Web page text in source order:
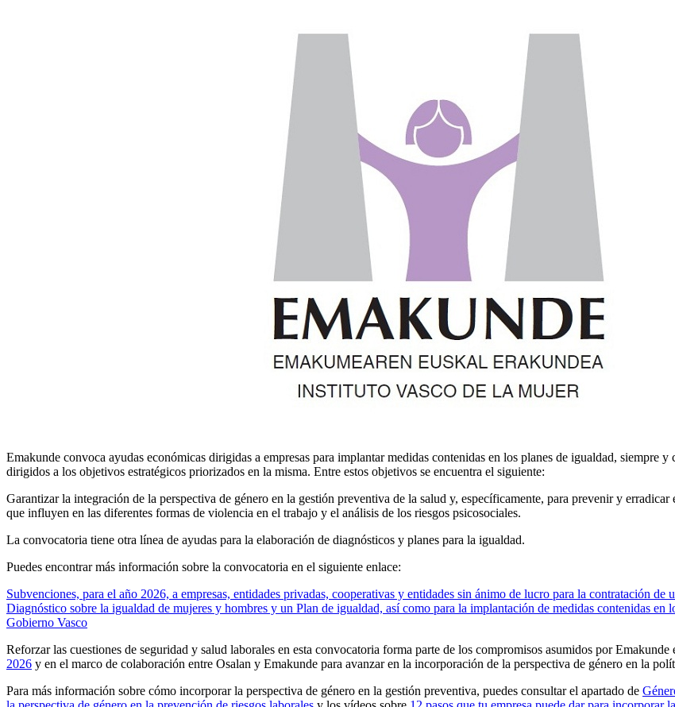
Emakunde convoca ayudas económicas dirigidas a empresas para implantar medidas contenidas en los planes de igualdad, siempre
dirigidos a los objetivos estratégicos priorizados en la misma. Entre estos objetivos se encuentra el siguiente:
Garantizar la integración de la perspectiva de género en la gestión preventiva de la salud y, específicamente, para prevenir y
que influyen en las diferentes formas de violencia en el trabajo y el análisis de los riesgos psicosociales.
La convocatoria tiene otra línea de ayudas para la elaboración de diagnósticos y planes para la igualdad.
Puedes encontrar más información sobre la convocatoria en el siguiente enlace:
Subvenciones, para el año 2026, a empresas, entidades privadas, cooperativas y entidades sin ánimo de lucro para la contratación
Diagnóstico sobre la igualdad de mujeres y hombres y un Plan de igualdad, así como para la implantación de medidas contenidas
Gobierno Vasco
Reforzar las cuestiones de seguridad y salud laborales en esta convocatoria forma parte de los compromisos asumidos por Emakunde
2026 y en el marco de colaboración entre Osalan y Emakunde para avanzar en la incorporación de la perspectiva de género en la
Para más información sobre cómo incorporar la perspectiva de género en la gestión preventiva, puedes consultar el apartado de